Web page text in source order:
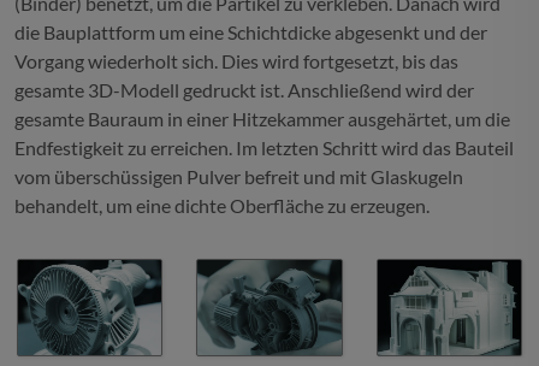
die Bauplattform um eine Schichtdicke abgesenkt und der
Vorgang wiederholt sich. Dies wird fortgesetzt, bis das
gesamte 3D-Modell gedruckt ist. Anschließend wird der
gesamte Bauraum in einer Hitzekammer ausgehärtet, um die
Endfestigkeit zu erreichen. Im letzten Schritt wird das Bauteil
vom überschüssigen Pulver befreit und mit Glaskugeln
behandelt, um eine dichte Oberfläche zu erzeugen.